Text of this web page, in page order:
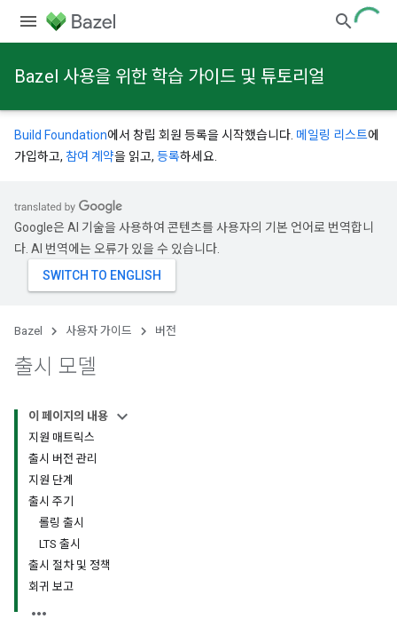
Bazel 사용을 위한 학습 가이드 및 튜토리얼
Build Foundation에서 창립 회원 등록을 시작했습니다. 메일링 리스트에
가입하고, 참여 계약을 읽고, 등록하세요.
Google은 AI 기술을 사용하여 콘텐츠를 사용자의 기본 언어로 번역합니
다. AI 번역에는 오류가 있을 수 있습니다.
Bazel 사용자 가이드 버전
출시 모델
이 페이지의 내용
지원 매트릭스
출시 버전 관리
지원 단계
출시 주기
롤링 출시
LTS 출시
출시 절차 및 정책
회귀 보고